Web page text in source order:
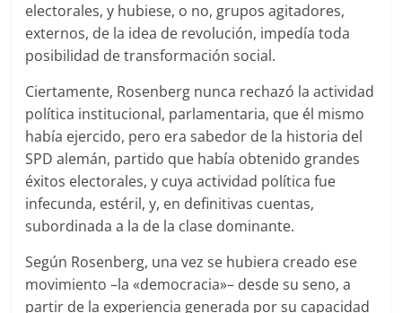
electorales, y hubiese, o no, grupos agitadores,
externos, de la idea de revolución, impedía toda
posibilidad de transformación social.
Ciertamente, Rosenberg nunca rechazó la actividad
política institucional, parlamentaria, que él mismo
había ejercido, pero era sabedor de la historia del
SPD alemán, partido que había obtenido grandes
éxitos electorales, y cuya actividad política fue
infecunda, estéril, y, en definitivas cuentas,
subordinada a la de la clase dominante.
Según Rosenberg, una vez se hubiera creado ese
movimiento –la «democracia»– desde su seno, a
partir de la experiencia generada por su capacidad